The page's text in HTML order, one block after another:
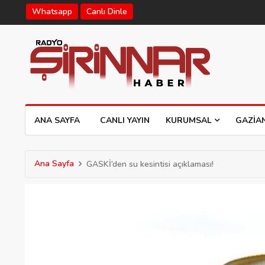
Whatsapp Canlı Dinle
ANA SAYFA CANLI YAYIN KURUMSAL
Ana Sayfa GASKİ’den su kesintisi açıklaması!